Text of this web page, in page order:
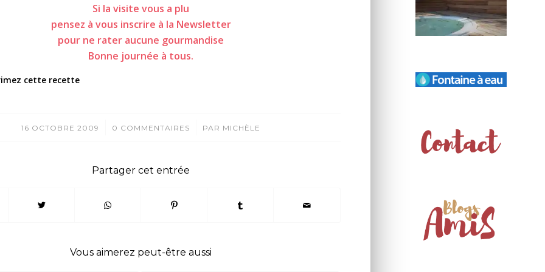
Si la visite vous a plu
pensez à vous inscrire à la Newsletter
pour ne rater aucune gourmandise
Bonne journée à tous.
cette recette
16 OCTOBRE 2009
/ 0 COMMENTAIRES
/ PAR MICHÈLE
Partager cet entrée
Vous aimerez peut-être aussi